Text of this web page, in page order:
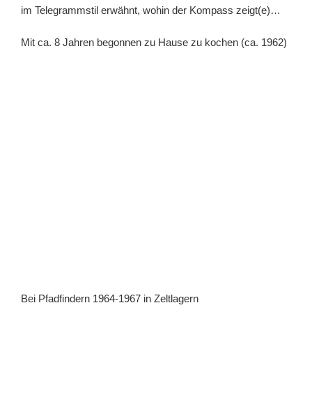
im Telegrammstil erwähnt, wohin der Kompass zeigt(e)…
Mit ca. 8 Jahren begonnen zu Hause zu kochen (ca. 1962)
Bei Pfadfindern 1964-1967 in Zeltlagern